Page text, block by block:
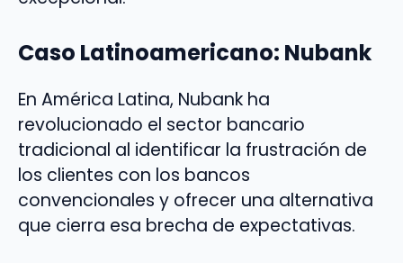
Caso Latinoamericano: Nubank
En América Latina, Nubank ha
revolucionado el sector bancario
tradicional al identificar la frustración de
los clientes con los bancos
convencionales y ofrecer una alternativa
que cierra esa brecha de expectativas.